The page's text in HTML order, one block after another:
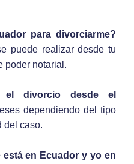
para divorciarme?
puede realizar desde tu
poder notarial.
el divorcio desde el
dependiendo del tipo
del caso.
en Ecuador y yo en